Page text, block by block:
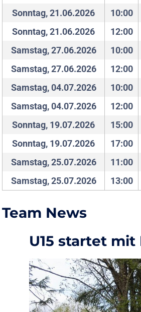
Sonntag, 21.06.2026
10:00
Sonntag, 21.06.2026
12:00
Samstag, 27.06.2026
10:00
Samstag, 27.06.2026
12:00
Samstag, 04.07.2026
10:00
Samstag, 04.07.2026
12:00
Sonntag, 19.07.2026
15:00
Sonntag, 19.07.2026
17:00
Samstag, 25.07.2026
11:00
Samstag, 25.07.2026
13:00
Team News
U15 startet